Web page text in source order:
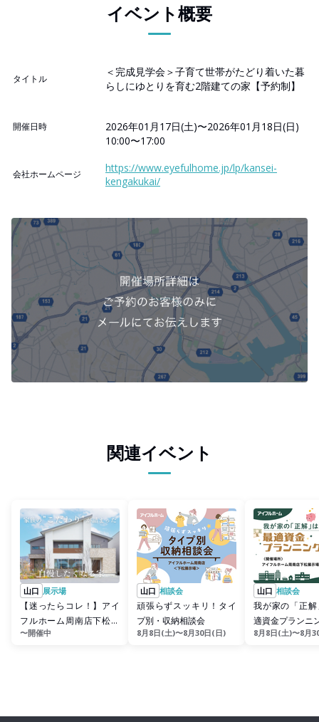
イベント概要
タイトル
＜完成見学会＞子育て世帯がたどり着いた暮
らしにゆとりを育む2階建ての家【予約制】
開催日時
2026年01月17日(土)〜2026年01月18日(日)
10:00〜17:00
会社ホームページ
https://www.eyefulhome.jp/lp/kansei-
kengakukai/
関連イベント
山口 展示場
【迷ったらコレ！】アイ
フルホーム周南店下松展
示場モデルハウス見学会
〜開催中
山口 相談会
頑張らずスッキリ！タイ
プ別・収納相談会
8月8日(土)〜8月30日(日)
山口 相談会
我が家の「正
適資金プランニ
8月8日(土)〜8月